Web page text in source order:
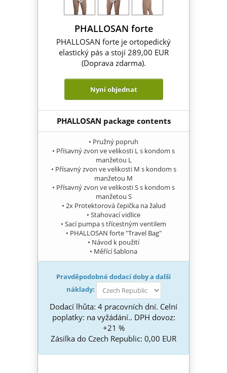
PHALLOSAN forte
PHALLOSAN forte je ortopedický
elastický pás a stojí 289,00 EUR
(Doprava zdarma).
Nyní objednat
PHALLOSAN package contents
• Pružný popruh
• Přísavný zvon ve velikosti L s kondom s
manžetou L
• Přísavný zvon ve velikosti M s kondom s
manžetou M
• Přísavný zvon ve velikosti S s kondom s
manžetou S
• 2x Protektorová čepička na žalud
• Stahovací vidlice
• Sací pumpa s třícestným ventilem
• PHALLOSAN forte "Travel Bag"
• Návod k použití
• Měřící šablona
Pravděpodobné dodací doby a další
náklady:
Dodací lhůta: 4 pracovních dní. Celní
poplatky: na vyžádání.. DPH dovoz:
+21 %
Zásilka do Czech Republic: 0,00 EUR